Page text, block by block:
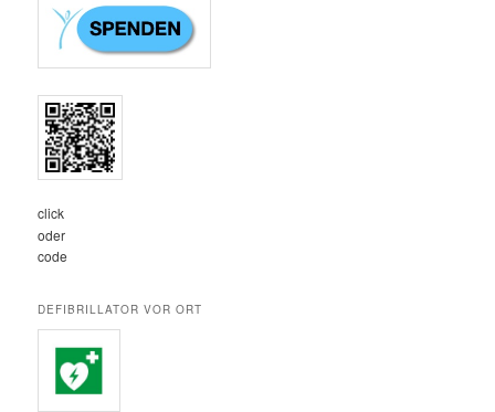
click
oder
code
DEFIBRILLATOR VOR ORT